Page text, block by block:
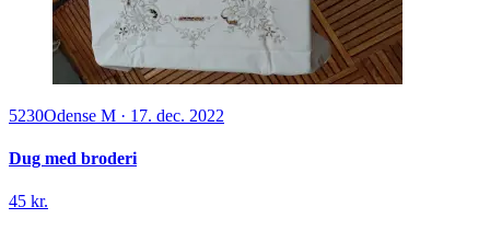
5230Odense M · 17. dec. 2022
Dug med broderi
45 kr.